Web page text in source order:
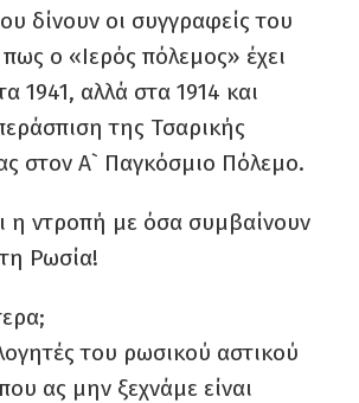
δίνουν οι συγγραφείς του
πως ο «Ιερός πόλεμος» έχει
1941, αλλά στα 1914 και
της Τσαρικής
στον Α` Παγκόσμιο Πόλεμο.
η ντροπή με όσα συμβαίνουν
Ρωσία!
του ρωσικού αστικού
ας μην ξεχνάμε είναι